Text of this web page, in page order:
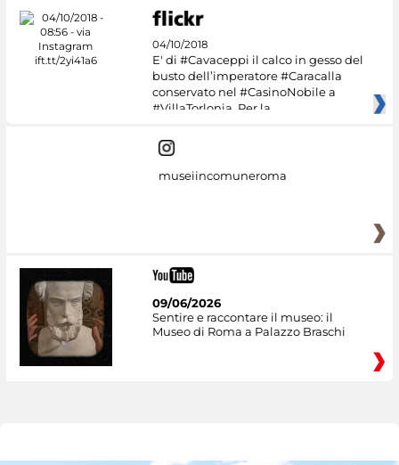
04/10/2018
E' di #Cavaceppi il calco in gesso del
busto dell’imperatore #Caracalla
conservato nel #CasinoNobile a
#VillaTorlonia. Per la
museiincomuneroma
09/06/2026
Sentire e raccontare il museo: il
Museo di Roma a Palazzo Braschi